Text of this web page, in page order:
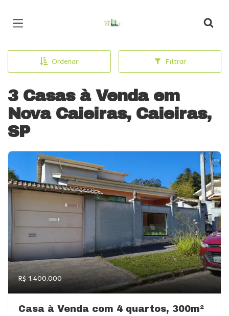
Ordenar Filtrar
3 Casas à Venda em
Nova Caieiras, Caieiras,
SP
R$ 1.400.000
Casa à Venda com 4 quartos, 300m²